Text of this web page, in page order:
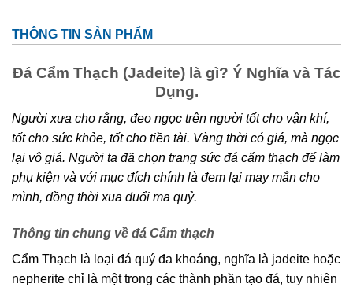
THÔNG TIN SẢN PHẨM
Đá Cẩm Thạch (Jadeite) là gì? Ý Nghĩa và Tác
Dụng.
Người xưa cho rằng, đeo ngọc trên người tốt cho vận khí,
tốt cho sức khỏe, tốt cho tiền tài. Vàng thời có giá, mà ngọc
lại vô giá. Người ta đã chọn trang sức đá cẩm thạch để làm
phụ kiện và với mục đích chính là đem lại may mắn cho
mình, đồng thời xua đuổi ma quỷ.
Thông tin chung về đá Cẩm thạch
Cẩm Thạch là loại đá quý đa khoáng, nghĩa là jadeite hoặc
nepherite chỉ là một trong các thành phần tạo đá, tuy nhiên